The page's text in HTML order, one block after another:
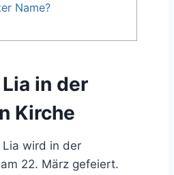
Name?
in der
Kirche
Lia wird in der
22. März gefeiert.